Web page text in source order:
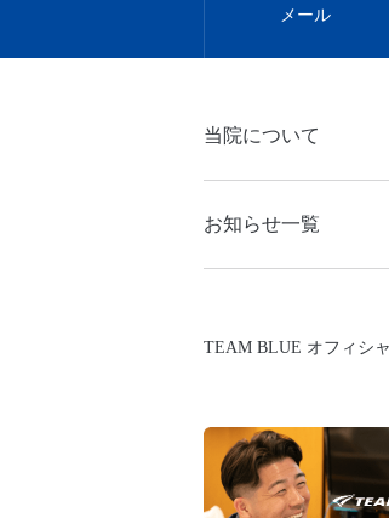
メール
当院について
お知らせ一覧
TEAM BLUE オフィシ